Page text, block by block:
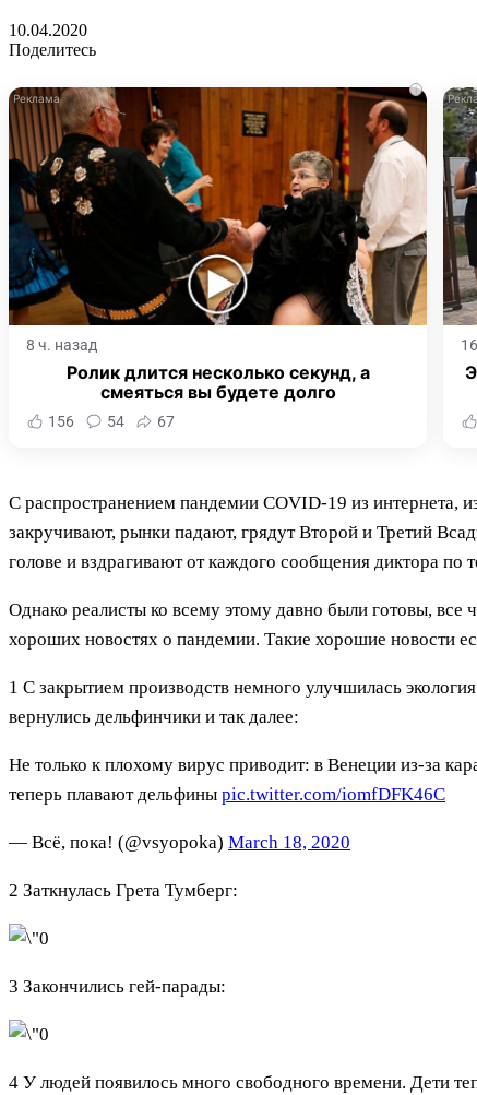
10.04.2020
Поделитесь
i
8 ч. назад
Ролик длится несколько секунд, а
смеяться вы будете долго
156 54 67
С распространением пандемии COVID-19 из интернета,
закручивают, рынки падают, грядут Второй и Третий
голове и вздрагивают от каждого сообщения диктора по
Однако реалисты ко всему этому давно были готовы, все
хороших новостях о пандемии. Такие хорошие новости
1 С закрытием производств немного улучшилась
вернулись дельфинчики и так далее:
Не только к плохому вирус приводит: в Венеции из-за
теперь плавают дельфины pic.twitter.com/iomfDFK46C
— Всё, пока! (@vsyopoka) March 18, 2020
2 Заткнулась Грета Тумберг:
3 Закончились гей-парады:
4 У людей появилось много свободного времени. Дети